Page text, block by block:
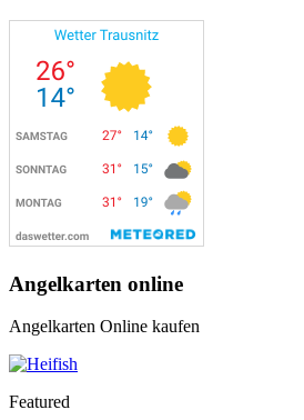
Angelkarten online
Angelkarten Online kaufen
Featured